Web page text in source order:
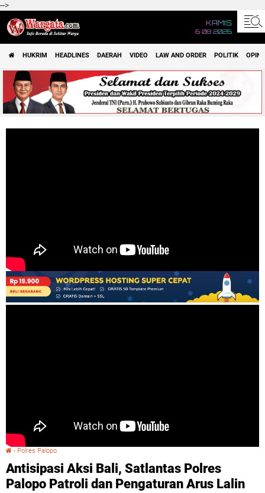
-->
KAMIS
6 08 2026
HUKRIM HEADLINES DAERAH VIDEO LAW AND ORDER POLITIK OPINI
› Polres Palopo
Antisipasi Aksi Bali, Satlantas Polres
Palopo Patroli dan Pengaturan Arus Lalin